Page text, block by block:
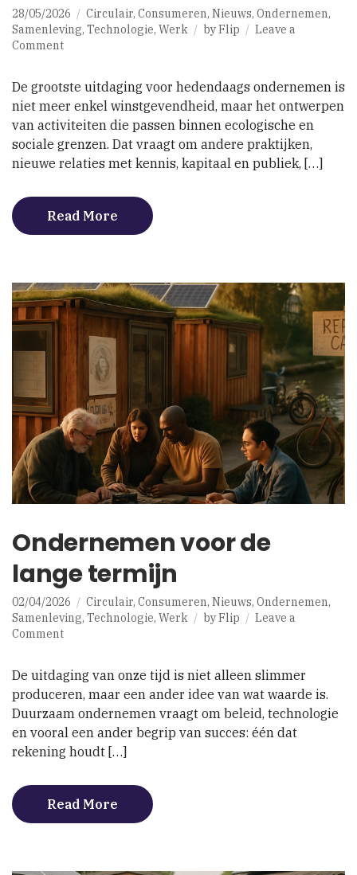
28/05/2026 Circulair, Consumeren, Nieuws, Ondernemen,
Samenleving, Technologie, Werk byFlip
Leave a
Commenton
grenzen
De grootste uitdaging voor hedendaags ondernemen is
niet meer enkel winstgevendheid, maar het ontwerpen
van activiteiten die passen binnen ecologische en
sociale grenzen. Dat vraagt om andere praktijken,
nieuwe relaties met kennis, kapitaal en publiek, […]
Read More
Ondernemen voor de
lange termijn
02/04/2026 Circulair, Consumeren, Nieuws, Ondernemen,
Samenleving, Technologie, Werk byFlip
Leave a
Commenton
de
lange
termijn
De uitdaging van onze tijd is niet alleen slimmer
produceren, maar een ander idee van wat waarde is.
Duurzaam ondernemen vraagt om beleid, technologie
en vooral een ander begrip van succes: één dat
rekening houdt […]
Read More